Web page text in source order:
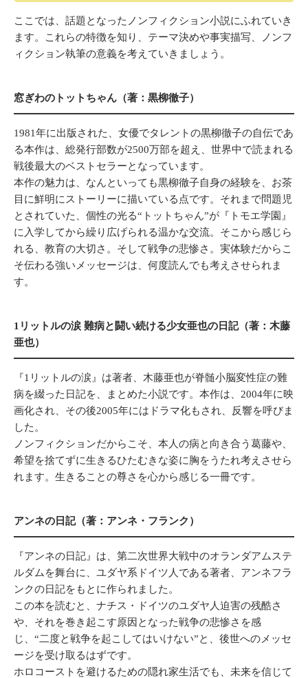
ここでは、話題となったノンフィクション小説にふれていき
ます。これらの特徴を知り、テーマ決めや事実描写、ノンフ
ィクション執筆の意義を考えていきましょう。
窓ぎわのトットちゃん（著：黒柳徹子）
1981年に出版された、女優でタレントの黒柳徹子の自伝であ
る本作は、総発行部数が2500万部を超え、世界中で読まれる
戦後最大のベストセラーとなっています。
本作の魅力は、なんといっても黒柳徹子自身の経験を、お茶
目に鮮明にストーリーに描いている点です。それまで問題児
とされていた、個性の光る“トットちゃん”が『トモエ学園』
に入学してから繰り広げられる温かな交流。そこから感じら
れる、教育の大切さ。そして戦争の悲惨さ。実体験だからこ
そ伝わる強いメッセージは、何度読んでも考えさせられま
す。
1リットルの涙 難病と闘い続ける少女亜也の日記（著：木藤
亜也）
『1リットルの涙』は著者、木藤亜也が脊髄小脳変性症の難
病を綴った日記を、まとめた小説です。本作は、2004年に映
画化され、その後2005年にはドラマ化もされ、反響を呼びま
した。
ノンフィクションだからこそ、本人の病と向き合う葛藤や、
希望を捨てずに生きるひたむきな姿に胸をうたれ考えさせら
れます。生きることの尊さを心から感じる一冊です。
アンネの日記（著：アンネ・フランク）
『アンネの日記』は、第二次世界大戦中のオランダアムステ
ルダムを舞台に、ユダヤ系ドイツ人である著者、アンネフラ
ンクの日記をもとに作られました。
この本を読むと、ナチス・ドイツのユダヤ人迫害の残酷さ
や、それを巻き起こす原因となった戦争の悲惨さを感
じ、“二度と戦争を起こしてはいけない”と、後世へのメッセ
ージを受け取るはずです。
ホロコーストを避けるための隠れ家生活でも、未来を信じて